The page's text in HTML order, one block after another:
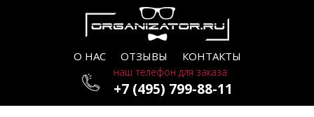
О НАС ОТЗЫВЫ КОНТАКТЫ
наш телефон для заказа
+7 (495) 799-88-11